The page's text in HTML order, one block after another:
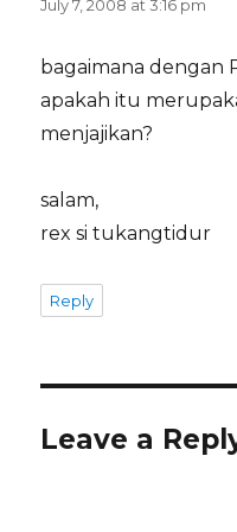
July 7, 2008 at 3:16 pm
bagaimana dengan
apakah itu
menjajikan?
salam,
rex si tukangtidur
Reply
Leave a